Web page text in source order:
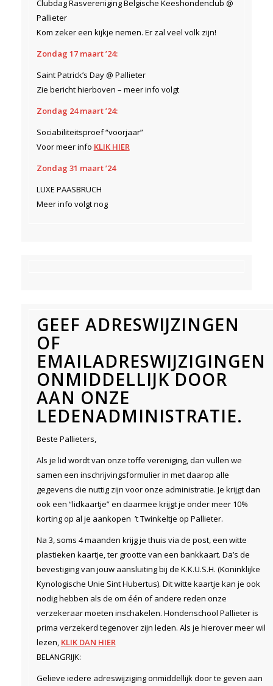
Clubdag Rasvereniging Belgische Keeshondenclub @
Pallieter
Kom zeker een kijkje nemen. Er zal veel volk zijn!
Zondag 17 maart ’24:
Saint Patrick’s Day @ Pallieter
Zie bericht hierboven – meer info volgt
Zondag 24 maart ’24:
Sociabiliteitsproef “voorjaar”
Voor meer info KLIK HIER
Zondag 31 maart ’24
LUXE PAASBRUCH
Meer info volgt nog
GEEF ADRESWIJZINGEN
OF
EMAILADRESWIJZIGINGEN
ONMIDDELLIJK DOOR
AAN ONZE
LEDENADMINISTRATIE.
Beste Pallieters,
Als je lid wordt van onze toffe vereniging, dan vullen we
samen een inschrijvingsformulier in met daarop alle
gegevens die nuttig zijn voor onze administratie. Je krijgt dan
ook een “lidkaartje” en daarmee krijgt je onder meer 10%
korting op al je aankopen ’t Twinkeltje op Pallieter.
Na 3, soms 4 maanden krijg je thuis via de post, een witte
plastieken kaartje, ter grootte van een bankkaart. Da’s de
bevestiging van jouw aansluiting bij de K.K.U.S.H. (Koninklijke
Kynologische Unie Sint Hubertus). Dit witte kaartje kan je ook
nodig hebben als de om één of andere reden onze
verzekeraar moeten inschakelen. Hondenschool Pallieter is
prima verzekerd tegenover zijn leden. Als je hierover meer wil
lezen, KLIK DAN HIER
BELANGRIJK:
Gelieve iedere adreswijziging onmiddellijk door te geven aan